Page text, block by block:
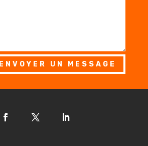
ENVOYER UN MESSAGE